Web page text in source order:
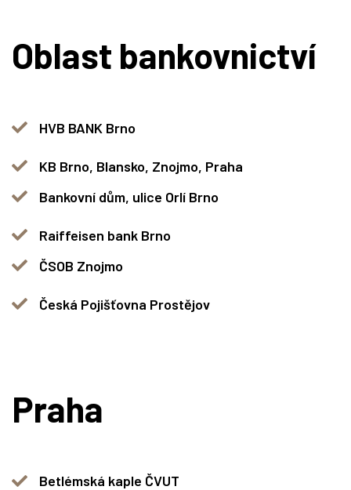
Oblast bankovnictví
HVB BANK Brno
KB Brno, Blansko, Znojmo, Praha
Bankovní dům, ulice Orlí Brno
Raiffeisen bank Brno
ČSOB Znojmo
Česká Pojišťovna Prostějov
Praha
Betlémská kaple ČVUT